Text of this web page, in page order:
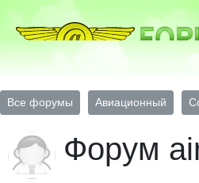
Все форумы Авиационный
Форум